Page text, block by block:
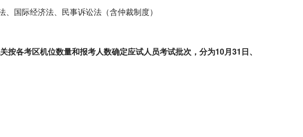
国际经济法、民事诉讼法（含仲裁制度）
按各考区机位数量和报考人数确定应试人员考试批次，分为10月31 日、